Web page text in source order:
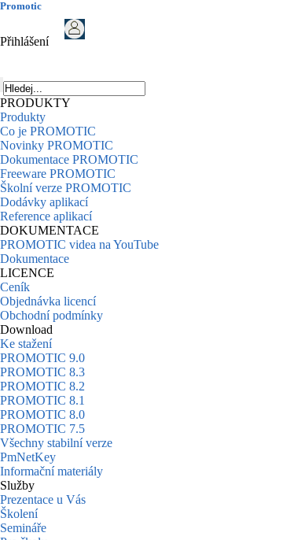
Promotic
Přihlášení
PRODUKTY
Produkty
Co je PROMOTIC
Novinky PROMOTIC
Dokumentace PROMOTIC
Freeware PROMOTIC
Školní verze PROMOTIC
Dodávky aplikací
Reference aplikací
DOKUMENTACE
PROMOTIC videa na YouTube
Dokumentace
LICENCE
Ceník
Objednávka licencí
Obchodní podmínky
Download
Ke stažení
PROMOTIC 9.0
PROMOTIC 8.3
PROMOTIC 8.2
PROMOTIC 8.1
PROMOTIC 8.0
PROMOTIC 7.5
Všechny stabilní verze
PmNetKey
Informační materiály
Služby
Prezentace u Vás
Školení
Semináře